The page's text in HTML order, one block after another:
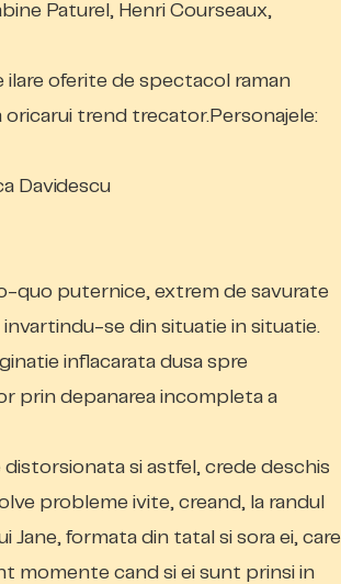
Paturel, Henri Courseaux,
oferite de spectacol raman
trend trecator.Personajele:
Davidescu
quo puternice, extrem de savurate
se din situatie in situatie.
inflacarata dusa spre
prin depanarea incompleta a
si astfel, crede deschis
probleme ivite, creand, la randul
Jane, formata din tatal si sora ei, care
momente cand si ei sunt prinsi in